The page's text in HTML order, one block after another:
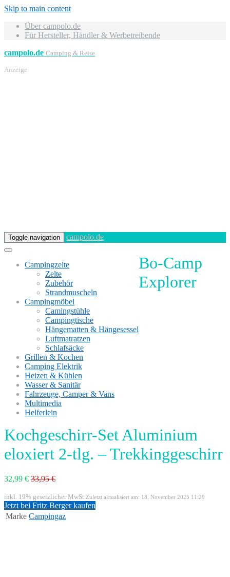
Skip to main content
Über campolo.de
Für Hersteller, Händler & Werbetreibende
campolo.de Camping & Reise
Anzeige
Toggle navigation campolo.de
Campingzelte
Zelte
Zubehör
Strandmuscheln
Campingmöbel
Camingstühle
Campingtische
Hängematten & Hängesessel
Luftmatratzen
Schlafsäcke
Grillen & Kochen
Camping Elektrik
Heizen & Kühlen
Wasser & Sanitär
Fahrzeuge, Camper & Vans
Multimedia
Helferlein
Bo-Camp
Explorer
Kochgeschirr-Set Aluminium
eloxiert 2-tlg. – Trekkinggeschirr
32,99 € 33,95 €
inkl. 19% gesetzlicher MwSt.Zuletzt aktualisiert am: 18. November 2025 11:29
Jetzt bei Fritz Berger kaufen
Marke Campingaz